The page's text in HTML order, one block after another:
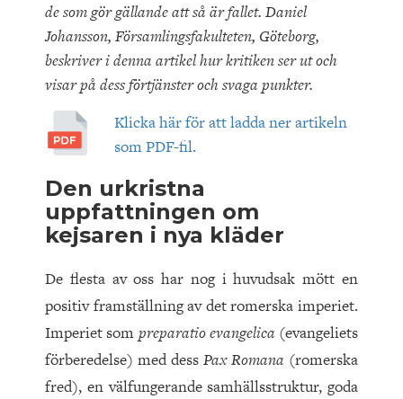
de som gör gällande att så är fallet. Daniel
Johansson, Församlingsfakulteten, Göteborg,
beskriver i denna artikel hur kritiken ser ut och
visar på dess förtjänster och svaga punkter.
Klicka här för att ladda ner artikeln
som PDF-fil.
Den urkristna
uppfattningen om
kejsaren i nya kläder
De flesta av oss har nog i huvudsak mött en
positiv framställning av det romerska imperiet.
Imperiet som preparatio evangelica (evangeliets
förberedelse) med dess Pax Romana (romerska
fred), en välfungerande samhällsstruktur, goda